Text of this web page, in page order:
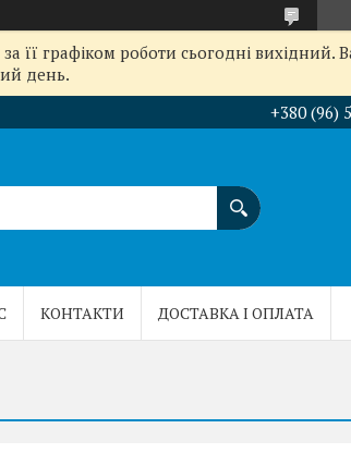
графіком роботи сьогодні вихідний.
день.
+380 (96)
КОНТАКТИ ДОСТАВКА І ОПЛАТА